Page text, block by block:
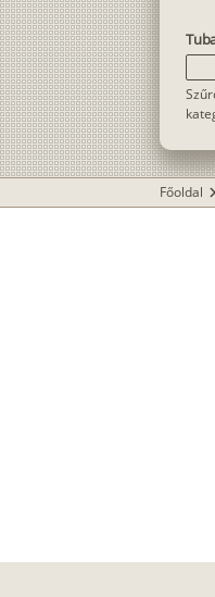
Főoldal chevron_right